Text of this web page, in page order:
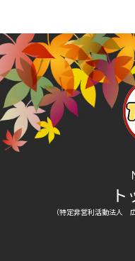
（特定非営利活動法人